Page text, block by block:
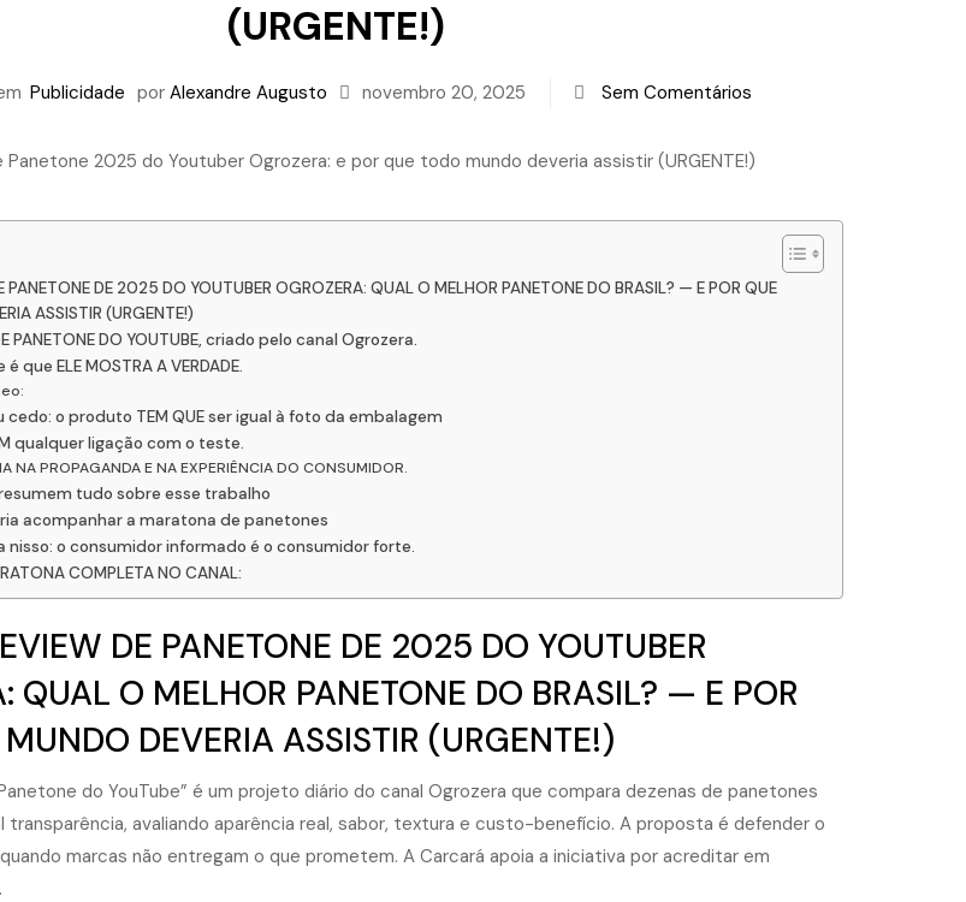
(URGENTE!)
Publicidade por Alexandre Augusto novembro 20, 2025 Sem Comentários
PANETONE DE 2025 DO YOUTUBER OGROZERA: QUAL O MELHOR PANETONE DO BRASIL? — E POR QUE
ASSISTIR (URGENTE!)
PANETONE DO YOUTUBE, criado pelo canal Ogrozera.
que ELE MOSTRA A VERDADE.
cedo: o produto TEM QUE ser igual à foto da embalagem
qualquer ligação com o teste.
NA PROPAGANDA E NA EXPERIÊNCIA DO CONSUMIDOR.
tudo sobre esse trabalho
acompanhar a maratona de panetones
nisso: o consumidor informado é o consumidor forte.
COMPLETA NO CANAL:
DE PANETONE DE 2025 DO YOUTUBER
QUAL O MELHOR PANETONE DO BRASIL? — E POR
DEVERIA ASSISTIR (URGENTE!)
do YouTube” é um projeto diário do canal Ogrozera que compara dezenas de panetones
avaliando aparência real, sabor, textura e custo-benefício. A proposta é defender o
marcas não entregam o que prometem. A Carcará apoia a iniciativa por acreditar em